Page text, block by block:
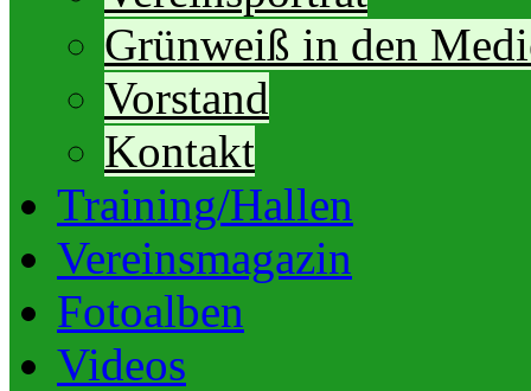
Grünweiß in den
Vorstand
Kontakt
Training/Hallen
Vereinsmagazin
Fotoalben
Videos